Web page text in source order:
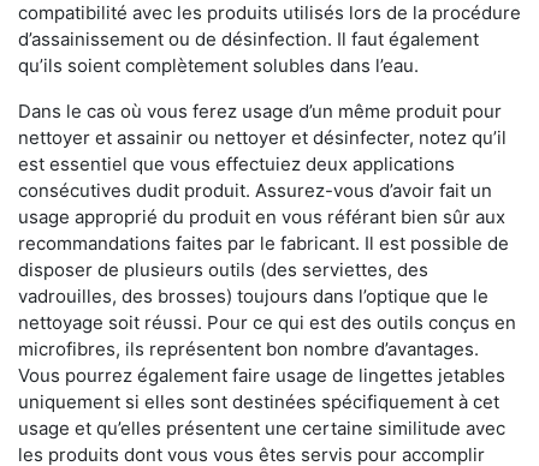
compatibilité avec les produits utilisés lors de la procédure
d’assainissement ou de désinfection. Il faut également
qu’ils soient complètement solubles dans l’eau.
Dans le cas où vous ferez usage d’un même produit pour
nettoyer et assainir ou nettoyer et désinfecter, notez qu’il
est essentiel que vous effectuiez deux applications
consécutives dudit produit. Assurez-vous d’avoir fait un
usage approprié du produit en vous référant bien sûr aux
recommandations faites par le fabricant. Il est possible de
disposer de plusieurs outils (des serviettes, des
vadrouilles, des brosses) toujours dans l’optique que le
nettoyage soit réussi. Pour ce qui est des outils conçus en
microfibres, ils représentent bon nombre d’avantages.
Vous pourrez également faire usage de lingettes jetables
uniquement si elles sont destinées spécifiquement à cet
usage et qu’elles présentent une certaine similitude avec
les produits dont vous vous êtes servis pour accomplir